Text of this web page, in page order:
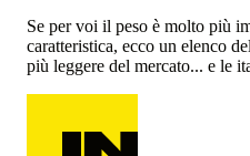
Se per voi il peso è molto più
caratteristica, ecco un elenco
più leggere del mercato... e le